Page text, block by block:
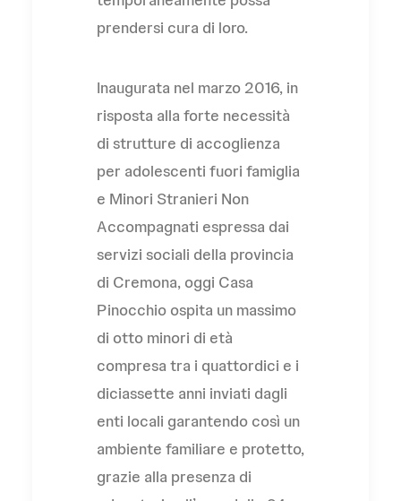
prendersi cura di loro.
Inaugurata nel marzo 2016, in
risposta alla forte necessità
di strutture di accoglienza
per adolescenti fuori famiglia
e Minori Stranieri Non
Accompagnati espressa dai
servizi sociali della provincia
di Cremona, oggi Casa
Pinocchio ospita un massimo
di otto minori di età
compresa tra i quattordici e i
diciassette anni inviati dagli
enti locali garantendo così un
ambiente familiare e protetto,
grazie alla presenza di